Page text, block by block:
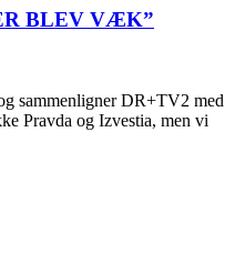
BLEV VÆK”
sammenligner DR+TV2 med
Pravda og Izvestia, men vi